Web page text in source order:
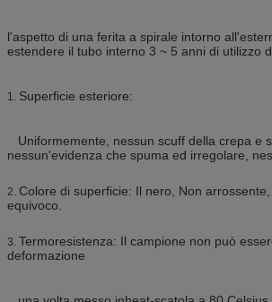
l'aspetto di una ferita a spirale intorno
estendere il tubo interno 3 ~ 5 anni di utilizzo
1. Superficie esteriore:
Uniformemente, nessun scuff della crepa e
nessun'evidenza che spuma ed irregolare,
2. Colore di superficie: Il nero, Non
equivoco.
3. Termoresistenza: Il campione non può
deformazione